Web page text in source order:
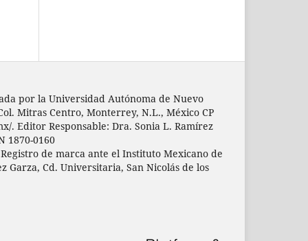
por la Universidad Autónoma de Nuevo
Mitras Centro, Monterrey, N.L., México CP
. Editor Responsable: Dra. Sonia L. Ramírez
1870-0160
de marca ante el Instituto Mexicano de
Garza, Cd. Universitaria, San Nicolás de los